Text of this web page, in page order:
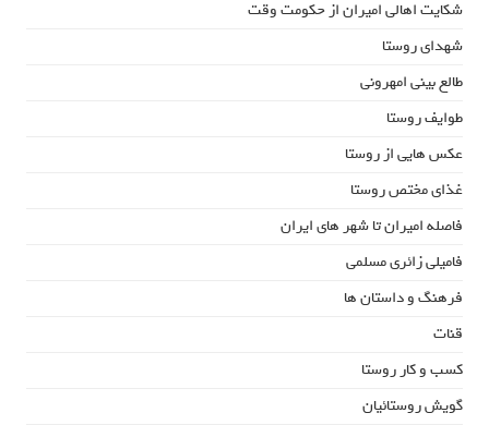
شکایت اهالی امیران از حکومت وقت
شهدای روستا
طالع بینی امهرونی
طوایف روستا
عکس هایی از روستا
غذای مختص روستا
فاصله امیران تا شهر های ایران
فامیلی زائری مسلمی
فرهنگ و داستان ها
قنات
کسب و کار روستا
گویش روستائیان